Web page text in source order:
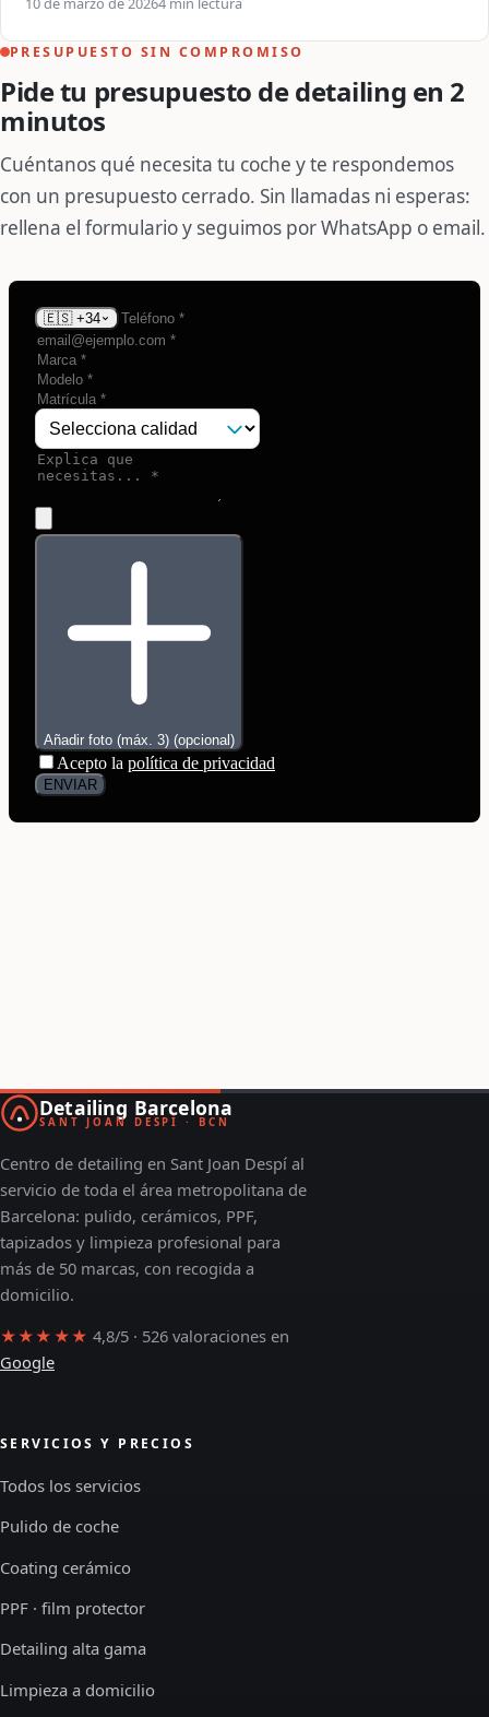
PRESUPUESTO SIN COMPROMISO
Pide tu presupuesto de detailing en 2
minutos
Cuéntanos qué necesita tu coche y te respondemos
con un presupuesto cerrado. Sin llamadas ni esperas:
rellena el formulario y seguimos por WhatsApp o email.
Detailing Barcelona
SANT JOAN DESPÍ · BCN
Centro de detailing en Sant Joan Despí al
servicio de toda el área metropolitana de
Barcelona: pulido, cerámicos, PPF,
tapizados y limpieza profesional para
más de 50 marcas, con recogida a
domicilio.
★★★★★ 4,8/5 · 526 valoraciones en
Google
SERVICIOS Y PRECIOS
Todos los servicios
Pulido de coche
Coating cerámico
PPF · film protector
Detailing alta gama
Limpieza a domicilio